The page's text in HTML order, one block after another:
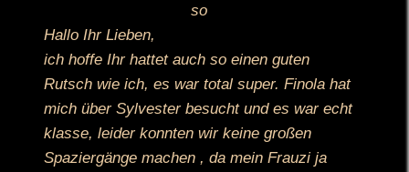
so
Hallo Ihr Lieben,
ich hoffe Ihr hattet auch so einen guten
Rutsch wie ich, es war total super. Finola hat
mich über Sylvester besucht und es war echt
klasse, leider konnten wir keine großen
Spaziergänge machen , da mein Frauzi ja